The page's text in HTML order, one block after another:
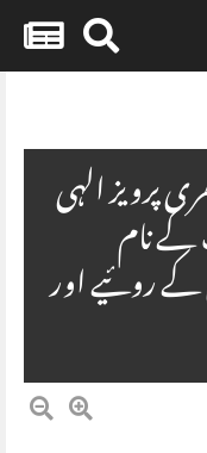
پرویز الہی
کے نام
روئیے اور